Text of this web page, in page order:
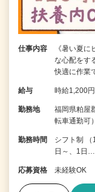
仕事内容
《暑い夏
な心配をす
快適に作業
給与 時給1,200円
勤務地
福岡県粕屋
転車通勤可）
勤務時間
シフト制
日～、1日…
応募資格 未経験OK